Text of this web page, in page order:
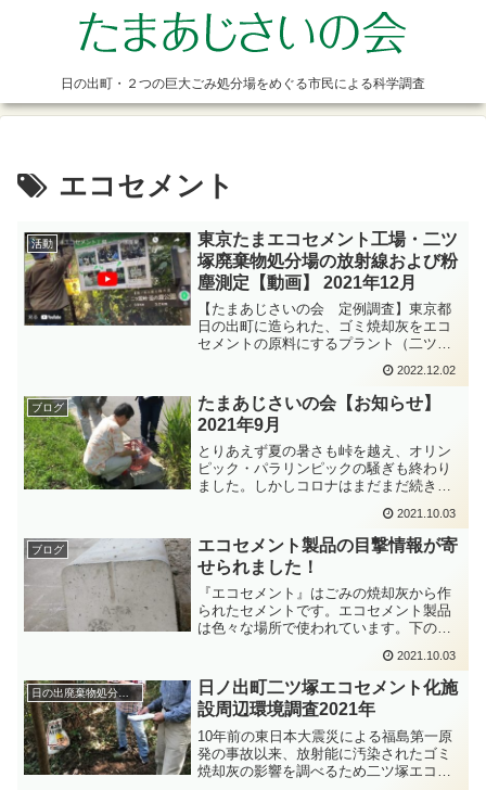
日の出町・２つの巨大ごみ処分場をめぐる市民による科学調査
エコセメント
活動
東京たまエコセメント工場・二ツ
塚廃棄物処分場の放射線および粉
塵測定【動画】 2021年12月
【たまあじさいの会 定例調査】東京都
日の出町に造られた、ゴミ焼却灰をエコ
セメントの原料にするプラント（二ツ塚
処分場内に設置）の周辺では、大気汚染
によると思われる健康被害や、植物の立
ち枯れ・奇形が見受けられます。福島第
一原発事故の後は、放射線...
2022.12.02
ブログ
たまあじさいの会【お知らせ】
2021年9月
とりあえず夏の暑さも峠を越え、オリン
ピック・パラリンピックの騒ぎも終わり
ました。しかしコロナはまだまだ続きそ
あじさいの会』の今年度の活動は、従来
行ってきた活動に加えて、福島県田村市
大越町にある田村バイオマ...
2021.10.03
ブログ
エコセメント製品の目撃情報が寄
せられました！
『エコセメント』はごみの焼却灰から作
られたセメントです。エコセメント製品
は色々な場所で使われています。下の写
す。住宅地でも容赦なく使われていま
す。パレットに載ったインターロッキン
グブロックの一式が、３０セ...
2021.10.03
日の出廃棄物処分場周辺の環境調査
日ノ出町二ツ塚エコセメント化施
設周辺環境調査2021年
10年前の東日本大震災による福島第一原
発の事故以来、放射能に汚染されたゴミ
焼却灰の影響を調べるため二ツ塚エコセ